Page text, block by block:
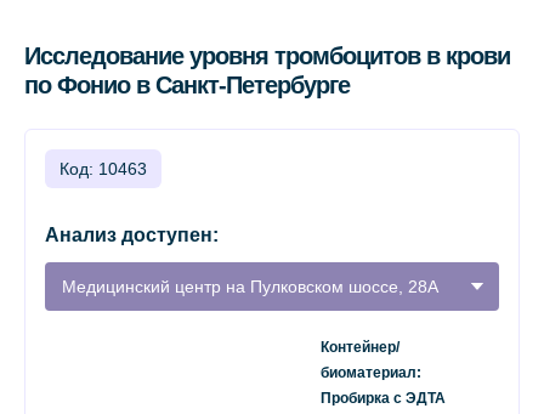
Исследование уровня тромбоцитов в крови
по Фонио в Санкт-Петербурге
Код: 10463
Анализ доступен:
Медицинский центр на Пулковском шоссе, 28А
Контейнер/
биоматериал:
Пробирка с ЭДТА